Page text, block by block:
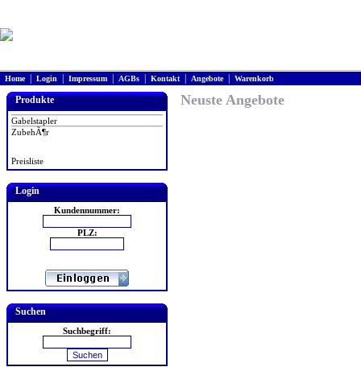
Home| Login Impressum AGBs Kontakt| Angebote| Warenkorb
Produkte
Gabelstapler
ZubehÃ¶r
Preisliste
Login
Kundennummer:
PLZ:
Suchen
Suchbegriff:
Neuste Angebote